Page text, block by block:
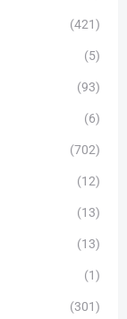
(421)
(5)
(93)
(6)
(702)
(12)
(13)
(13)
(1)
(301)